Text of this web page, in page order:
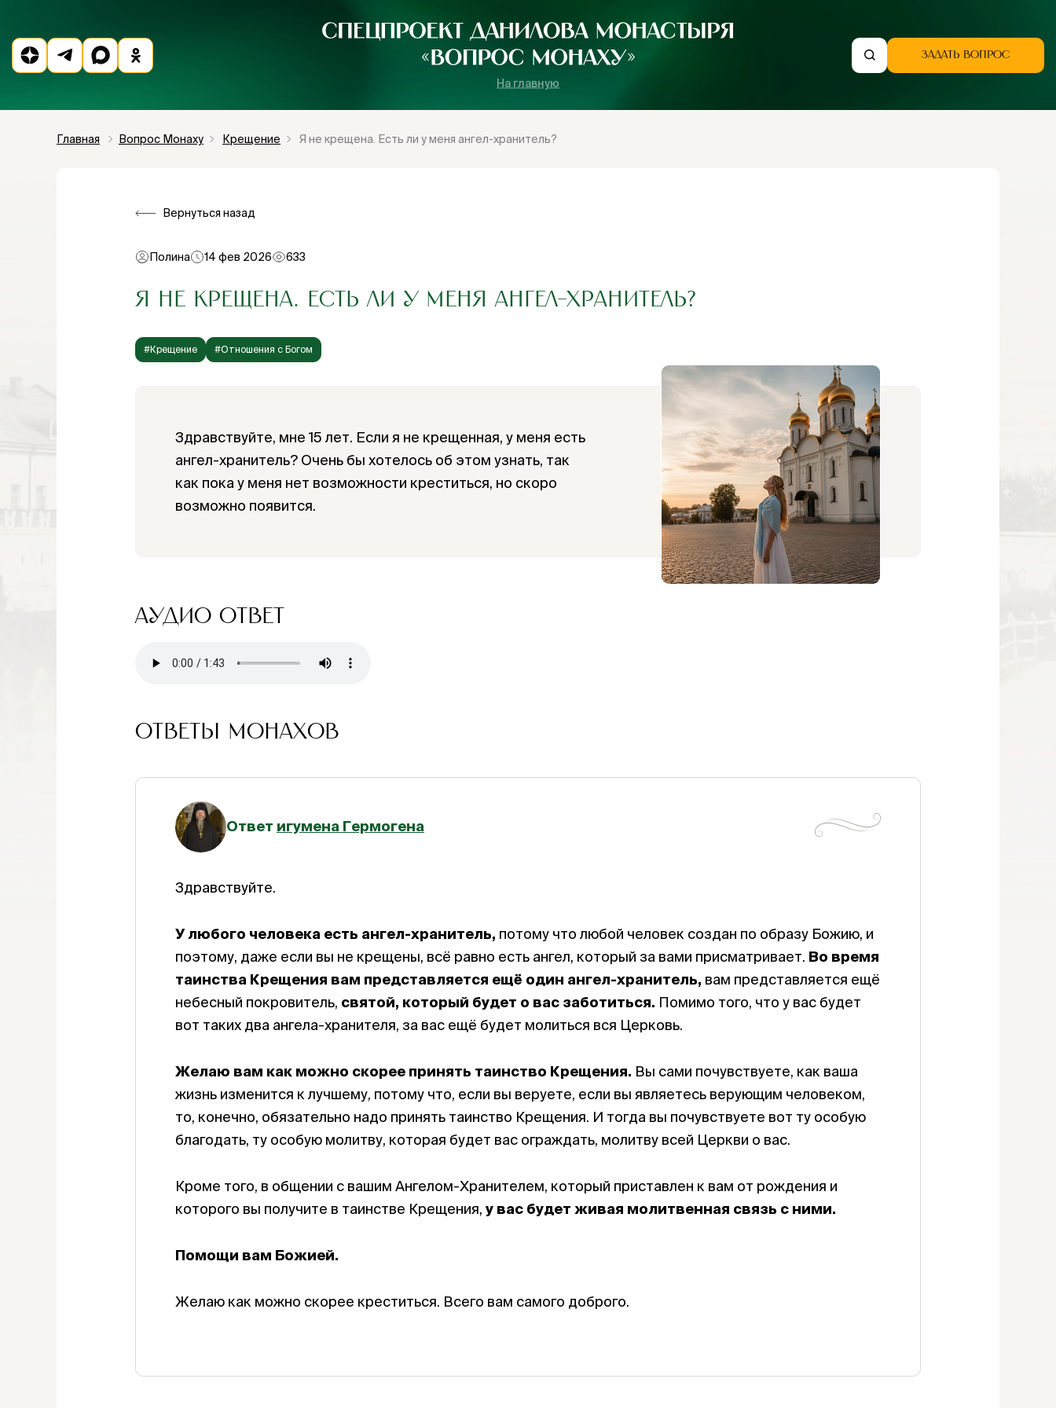
На главную
ЗАДАТЬ ВОПРОС
Главная Вопрос Монаху Крещение Я не крещена. Есть ли у меня ангел-хранитель?
Вернуться назад
Полина 14 фев 2026 633
Я НЕ КРЕЩЕНА. ЕСТЬ ЛИ У МЕНЯ АНГЕЛ-ХРАНИТЕЛЬ?
#Крещение #Отношения с Богом
Здравствуйте, мне 15 лет. Если я не крещенная, у меня есть
ангел-хранитель? Очень бы хотелось об этом узнать, так
как пока у меня нет возможности креститься, но скоро
возможно появится.
АУДИО ОТВЕТ
ОТВЕТЫ МОНАХОВ
Ответ игумена Гермогена
Здравствуйте.
У любого человека есть ангел-хранитель, потому что любой человек создан по образу Божию, и
поэтому, даже если вы не крещены, всё равно есть ангел, который за вами присматривает. Во время
таинства Крещения вам представляется ещё один ангел-хранитель, вам представляется ещё
небесный покровитель, святой, который будет о вас заботиться. Помимо того, что у вас будет
вот таких два ангела-хранителя, за вас ещё будет молиться вся Церковь.
Желаю вам как можно скорее принять таинство Крещения. Вы сами почувствуете, как ваша
жизнь изменится к лучшему, потому что, если вы веруете, если вы являетесь верующим человеком,
то, конечно, обязательно надо принять таинство Крещения. И тогда вы почувствуете вот ту особую
благодать, ту особую молитву, которая будет вас ограждать, молитву всей Церкви о вас.
Кроме того, в общении с вашим Ангелом-Хранителем, который приставлен к вам от рождения и
которого вы получите в таинстве Крещения, у вас будет живая молитвенная связь с ними.
Помощи вам Божией.
Желаю как можно скорее креститься. Всего вам самого доброго.